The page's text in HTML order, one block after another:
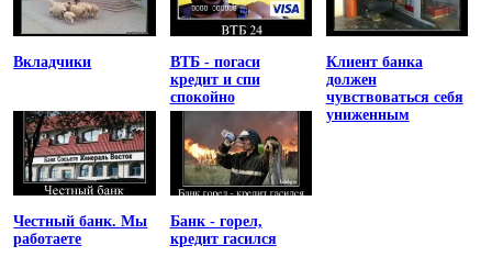
Вкладчики
ВТБ - погаси
кредит и спи
спокойно
Клиент банка
должен
чувствоваться себя
униженным
Честный банк. Мы
работаете
Банк - горел,
кредит гасился